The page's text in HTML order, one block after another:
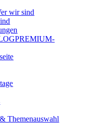
wir sind
PREMIUM-
Themenauswahl